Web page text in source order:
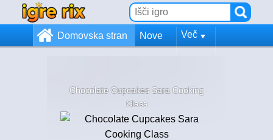
Domovska stran Nove Več
Chocolate Cupcakes Sara Cooking
Class